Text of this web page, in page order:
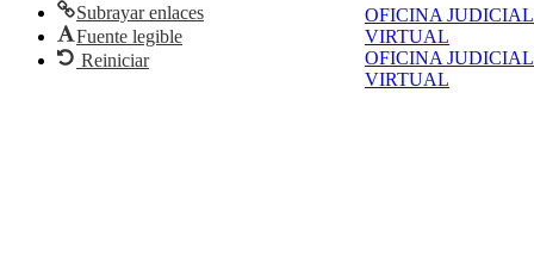
OFICINA JUDICIAL
VIRTUAL
OFICINA JUDICIAL
VIRTUAL
Subrayar enlaces
Fuente legible
Reiniciar